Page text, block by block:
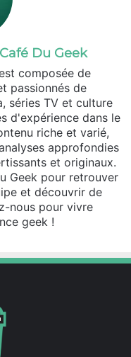
Du Geek
composée de
passionnés de
séries TV et culture
d'expérience dans le
riche et varié,
approfondies
et originaux.
Geek pour retrouver
et découvrir de
nous pour vivre
geek !